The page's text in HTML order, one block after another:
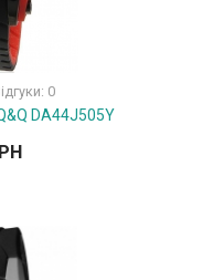
0
DA44J505Y